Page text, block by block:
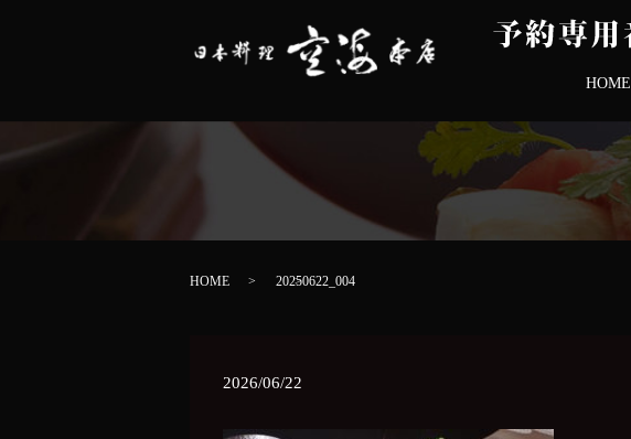
HOME
HOME 20250622_004
2026/06/22